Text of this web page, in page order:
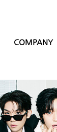
COMPANY